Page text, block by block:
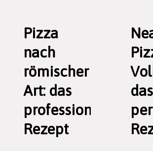
Pizza
nach
römischer
Art: das
professionelle
Rezept
das